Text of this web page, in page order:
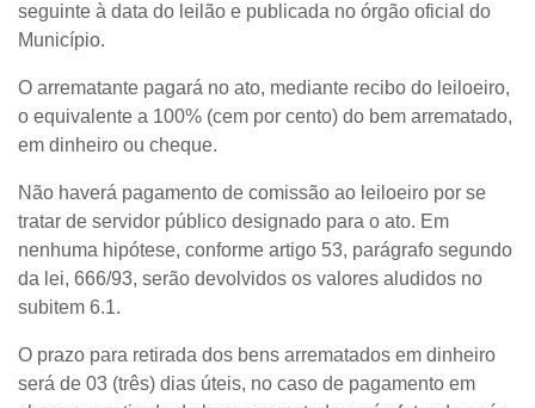
seguinte à data do leilão e publicada no órgão oficial do
Município.
O arrematante pagará no ato, mediante recibo do leiloeiro,
o equivalente a 100% (cem por cento) do bem arrematado,
em dinheiro ou cheque.
Não haverá pagamento de comissão ao leiloeiro por se
tratar de servidor público designado para o ato. Em
nenhuma hipótese, conforme artigo 53, parágrafo segundo
da lei, 666/93, serão devolvidos os valores aludidos no
subitem 6.1.
O prazo para retirada dos bens arrematados em dinheiro
será de 03 (três) dias úteis, no caso de pagamento em